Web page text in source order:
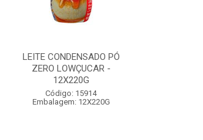
LEITE CONDENSADO PÓ
ZERO LOWÇUCAR -
12X220G
Código: 15914
Embalagem: 12X220G